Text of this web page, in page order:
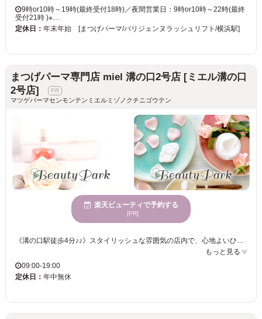
9時or10時～19時(最終受付18時)／夜間営業日：9時or10時～22時(最終
受付21時 )※…
定休日： 年末年始 [まつげパーマ/パリジェンヌラッシュリフト/横浜駅]
まつげパーマ専門店 miel 溝の口2号店 [ミエル溝の口
2号店]
マツゲパーマセンモンテンミエルミゾノクチニゴウテン
楽天ビューティで予約する
[PR]
《溝の口駅徒歩4分♪♪》スタイリッシュな雰囲気の店内で、心地よいひとときを☆リーズナブル価格で、まつげの美しさを手に入れるチャンス！さまざまな年齢層の方に愛されるサービスを提供。ぜひ一度、体験してみて☆ まつげパーマ専門店 miel 溝の口2号店は、モダンで都会的な店内が特長です。ストレスフルな日常から離れ、洗練された空間で自分自身を見直す時間を提供します。何度も楽しめる嬉しい価格設定は、お財布に優しく、気軽に新しい自分を試すチャンスを広げます。miel 溝の口2号店では、幅広いお客様に対応するサービスが揃っており、年齢を問わず様々な方に利用されています。このサロンは、気軽に通えることができ、忙しい日々の中でもリラックスしたひとときを過ごせます。プロのスタッフが丁寧にカウンセリングし、あなたの魅力を最大限に引き出すお手伝いをいたします。ぜひこの機会に足を運び、自分自身の変化を体感してください。
もっと見る
09:00-19:00
定休日： 年中無休